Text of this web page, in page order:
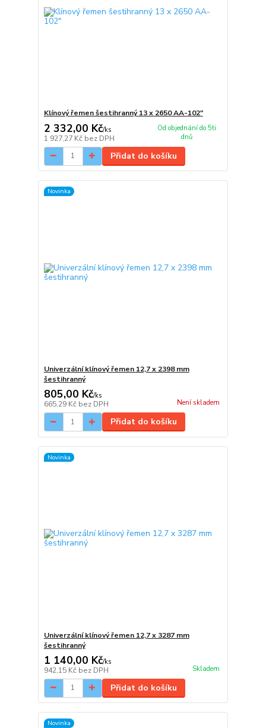
Klínový řemen šestihranný 13 x 2650 AA-102"
2 332,00 Kč/ks
1 927,27 Kč bez DPH
Od objednání do 5ti
dnů
Přidat do košíku
Novinka
Univerzální klínový řemen 12,7 x 2398 mm
šestihranný
805,00 Kč/ks
665,29 Kč bez DPH Není skladem
Přidat do košíku
Novinka
Univerzální klínový řemen 12,7 x 3287 mm
šestihranný
1 140,00 Kč/ks
942,15 Kč bez DPH Skladem
Přidat do košíku
Novinka